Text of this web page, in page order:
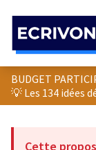
BUDGET
💡 Les 134 idées
Cette